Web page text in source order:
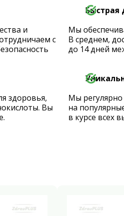
и
с
Быстрая
Мы
В среднем,
до 14 дней
здоровья,
Вы
Мы
на
в курсе всех